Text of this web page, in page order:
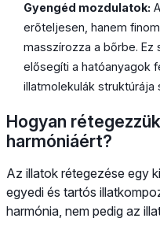
Gyengéd mozdulatok:
erőteljesen, hanem
masszírozza a bőrbe.
elősegíti a hatóanyagok
illatmolekulák struktúrája
Hogyan
harmóniáért?
Az illatok rétegezése egy
egyedi és tartós
harmónia, nem pedig az